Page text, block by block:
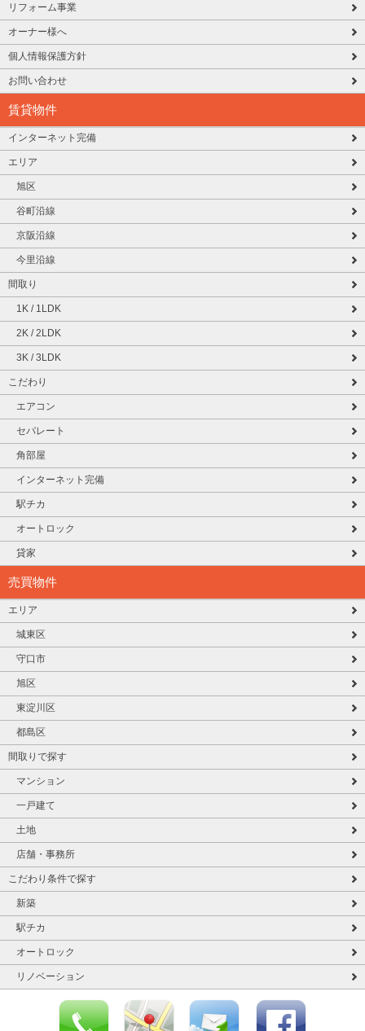
リフォーム事業
オーナー様へ
個人情報保護方針
お問い合わせ
賃貸物件
インターネット完備
エリア
旭区
谷町沿線
京阪沿線
今里沿線
間取り
1K / 1LDK
2K / 2LDK
3K / 3LDK
こだわり
エアコン
セパレート
角部屋
インターネット完備
駅チカ
オートロック
貸家
売買物件
エリア
城東区
守口市
旭区
東淀川区
都島区
間取りで探す
マンション
一戸建て
土地
店舗・事務所
こだわり条件で探す
新築
駅チカ
オートロック
リノベーション